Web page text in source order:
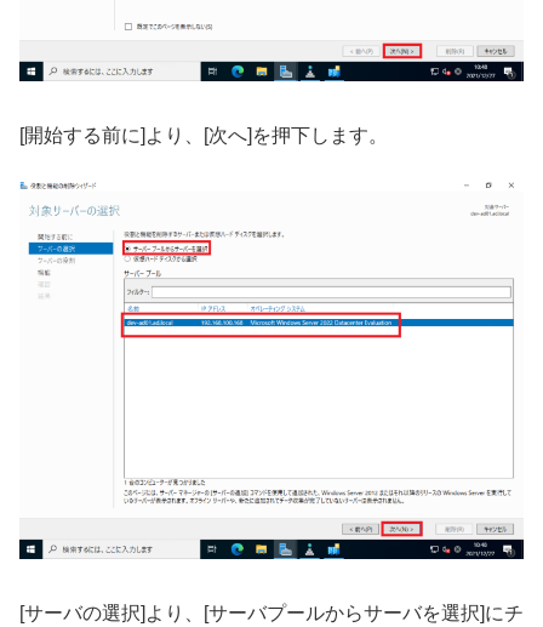
[開始する前に]より、[次へ]を押下します。
[サーバの選択]より、[サーバプールからサーバを選択]にチ